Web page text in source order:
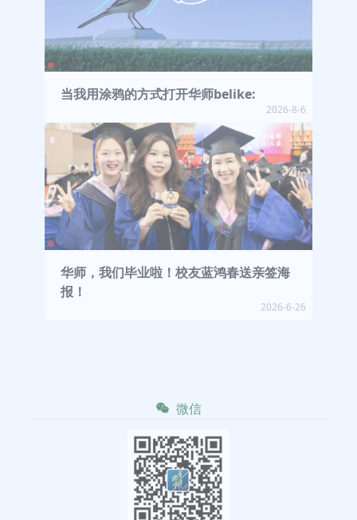
当我用涂鸦的方式打开华师belike:
2026-8-6
华师，我们毕业啦！校友蓝鸿春送亲签海
报！
2026-6-26
微信